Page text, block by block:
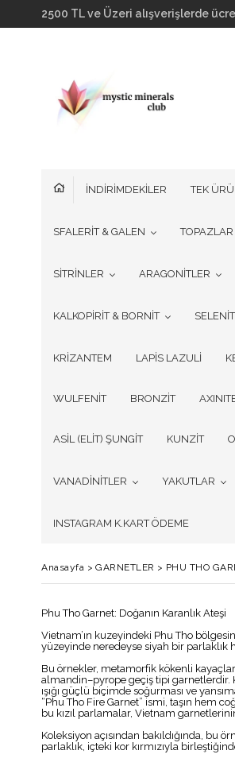
2500 TL ve Üzeri alışverişlerde
İNDİRİMDEKİLER TEK
SFALERİT & GALEN TOPAZLAR
SİTRİNLER ARAGONİTLER
KALKOPİRİT & BORNİT
KRİZANTEM LAPİS LAZULİ
WULFENİT BRONZİT
ASİL (ELİT) ŞUNGİT KUNZİT
VANADİNİTLER YAKUTLAR
INSTAGRAM K.KART ÖDEME
Anasayfa > GARNETLER > PHU THO
Phu Tho Garnet: Doğanın Karanlık Ateşi
Vietnam’ın kuzeyindeki Phu Tho
yüzeyinde neredeyse siyah bir parlaklık
Bu örnekler, metamorfik kökenli
almandin–pyrope geçiş tipi garnetlerdir.
ışığı güçlü biçimde soğurması ve
“Phu Tho Fire Garnet” ismi, taşın hem
bu kızıl parlamalar, Vietnam
Koleksiyon açısından bakıldığında, bu
parlaklık, içteki kor kırmızıyla